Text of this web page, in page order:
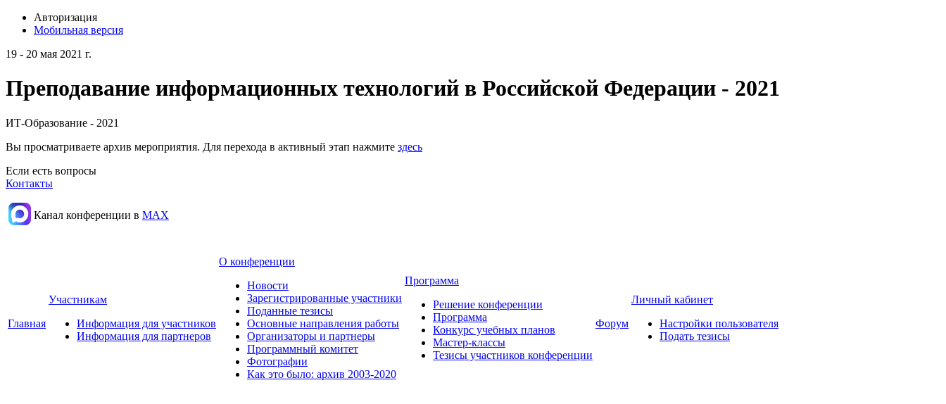
Авторизация
Мобильная версия
19 - 20 мая 2021 г.
Преподавание информационных технологий в Российской Федерации - 2021
ИТ-Образование - 2021
Вы просматриваете архив мероприятия. Для перехода в активный этап нажмите здесь
Если есть вопросы
Контакты
Канал конференции в МАХ
Главная
Участникам
Информация для участников
Информация для партнеров
О конференции
Новости
Зарегистрированные участники
Поданные тезисы
Основные направления работы
Организаторы и партнеры
Программный комитет
Фотографии
Как это было: архив 2003-2020
Программа
Решение конференции
Программа
Конкурс учебных планов
Мастер-классы
Тезисы участников конференции
Форум
Личный кабинет
Настройки пользователя
Подать тезисы